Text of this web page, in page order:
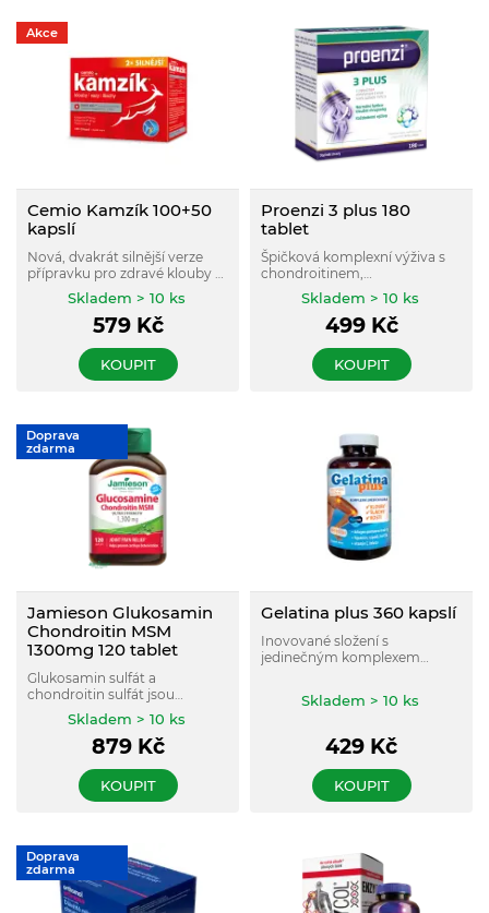
Akce
Cemio Kamzík 100+50
kapslí
Nová, dvakrát silnější verze
přípravku pro zdravé klouby a
chrupavky.Skladem > 10 ks
579Kč
KOUPIT
Proenzi 3 plus 180
tablet
Špičková komplexní výživa s
chondroitinem,
glukosaminem a kolagenem
typu II. Vitamin C podporuje
tvorbu kolagenu pro normální
Skladem > 10 ks
499Kč
KOUPIT
Doprava
zdarma
Jamieson Glukosamin
Chondroitin MSM
1300mg 120 tablet
Glukosamin sulfát a
chondroitin sulfát jsou
základními stavebními
složkami kloubní chrupavky a
jiných pojivových tkání – kostí,
Skladem > 10 ks
879Kč
KOUPIT
Gelatina plus 360 kapslí
Inovované složení s
jedinečným komplexem
výživu a funkčnost kloubního
Skladem > 10 ks
429 Kč
KOUPIT
Doprava
zdarma